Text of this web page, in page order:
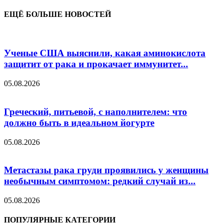
ЕЩЁ БОЛЬШЕ НОВОСТЕЙ
Ученые США выяснили, какая аминокислота
защитит от рака и прокачает иммунитет...
05.08.2026
Греческий, питьевой, с наполнителем: что
должно быть в идеальном йогурте
05.08.2026
Метастазы рака груди проявились у женщины
необычным симптомом: редкий случай из...
05.08.2026
ПОПУЛЯРНЫЕ КАТЕГОРИИ